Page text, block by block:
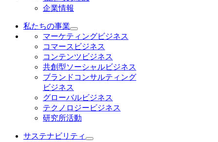
企業情報
私たちの事業
マーケティングビジネス
コマースビジネス
コンテンツビジネス
共創型ソーシャルビジネス
ブランドコンサルティング
ビジネス
グローバルビジネス
テクノロジービジネス
研究所活動
サステナビリティ